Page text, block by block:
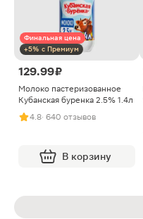
Финальная цена
+5% с Премиум
129.99 ₽
Молоко пастеризованное
Кубанская буренка 2.5% 1.4л
4.8· 640 отзывов
В корзину